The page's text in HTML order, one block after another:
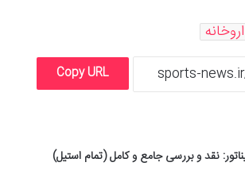
Copy URL
نقد و بررسی جامع و کامل (تمام استیل)